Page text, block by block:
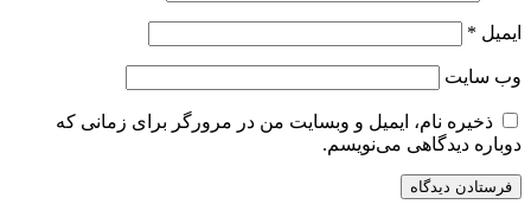
ایمیل *
وب‌ سایت
ذخیره نام، ایمیل و وبسایت من در مرورگر برای زمانی که
دوباره دیدگاهی می‌نویسم.